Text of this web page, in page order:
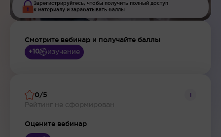
Зарегистрируйтесь, чтобы получить полный доступ
к материалу и зарабатывать баллы
Смотрите вебинар и получайте баллы
+10 изучение
0/5
Рейтинг не сформирован
i
Оцените вебинар